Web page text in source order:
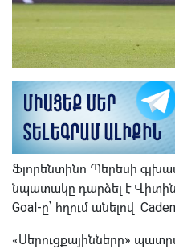
Ֆլորենտինո Պերեսի
նպատակը դարձել է
Goal-ը՝ հղում անելով
«Սերուցքայինները»